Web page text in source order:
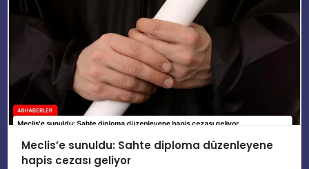
Meclis’e sunuldu: Sahte diploma düzenleyene
hapis cezası geliyor